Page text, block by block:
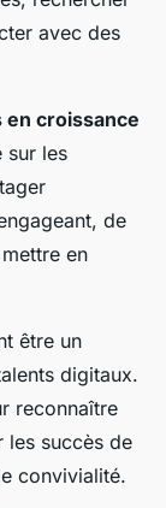
avec des
croissance
sur les
de
en
être un
digitaux.
reconnaître
les succès de
convivialité.